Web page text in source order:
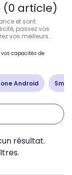
(0 article)
et sont
passez vos
vos meilleurs
capacités de
Android
résultat.